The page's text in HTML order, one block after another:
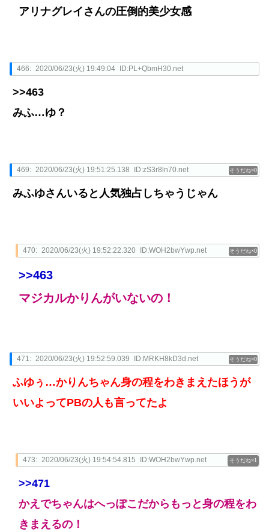
アリナグレイさんの圧倒的美少女感
466: 2020/06/23(火) 19:49:04 ID:PL+QbmH30.net
>>463
みふ…ゆ？
0
469: 2020/06/23(火) 19:51:25.138 ID:zS3r8ln70.net
みふゆさんいると人気独占しちゃうじゃん
0
470: 2020/06/23(火) 19:52:22.320 ID:WOH2bwYwp.net
>>463
マジカルかりんがいないの！
0
471: 2020/06/23(火) 19:52:59.039 ID:MRKH8kD3d.net
ふゆぅ…かりんちゃん身の程をわきまえたほうが
いいよってPBの人も言ってたよ
1
473: 2020/06/23(火) 19:54:54.815 ID:WOH2bwYwp.net
>>471
かえでちゃんはへっぽこだからもっと身の程をわ
きまえるの！